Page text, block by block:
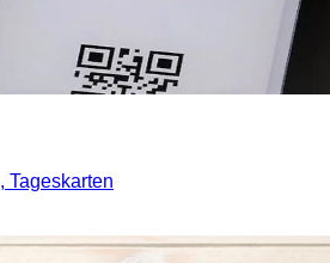
, Tageskarten